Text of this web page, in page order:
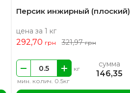
Персик инжирный (плоский)
цена за 1 кг
292,70 грн 321,97грн
мин. колич. 0.5кг
кг сумма
146,35